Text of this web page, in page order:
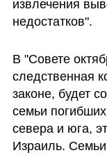
извлечения
недостатков".
В "Совете
следственная
законе, будет
семьи
севера и юга,
Израиль.